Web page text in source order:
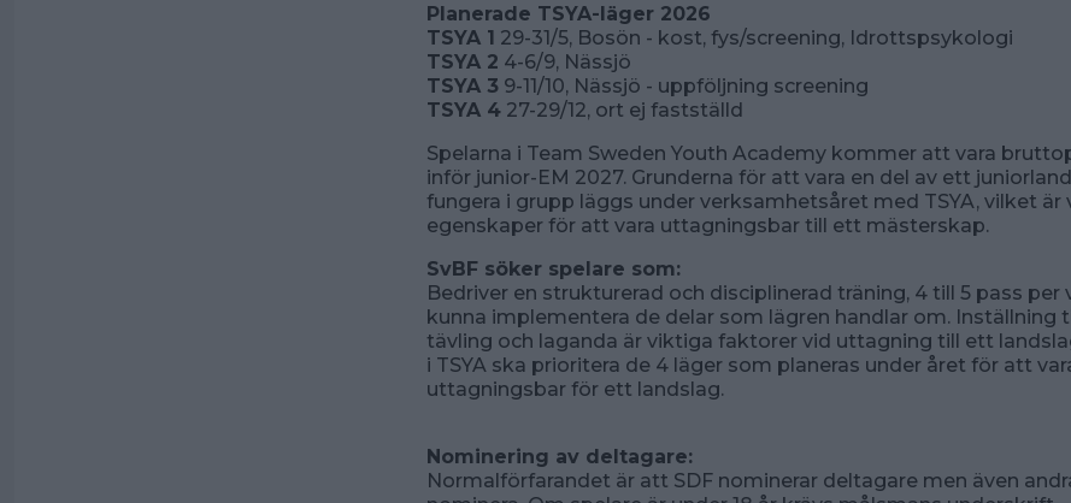
Planerade TSYA-läger 2026
TSYA 1 29-31/5, Bosön - kost, fys/screening, Idrottspsykologi
TSYA 2 4-6/9, Nässjö
TSYA 3 9-11/10, Nässjö - uppföljning screening
TSYA 4 27-29/12, ort ej fastställd
Spelarna i Team Sweden Youth Academy kommer att vara
inför junior-EM 2027. Grunderna för att vara en del av ett
fungera i grupp läggs under verksamhetsåret med TSYA, vilket är
egenskaper för att vara uttagningsbar till ett mästerskap.
SvBF söker spelare som:
Bedriver en strukturerad och disciplinerad träning, 4 till 5 pass per
kunna implementera de delar som lägren handlar om. Inställning
tävling och laganda är viktiga faktorer vid uttagning till ett
i TSYA ska prioritera de 4 läger som planeras under året för att
uttagningsbar för ett landslag.
Nominering av deltagare:
Normalförfarandet är att SDF nominerar deltagare men även